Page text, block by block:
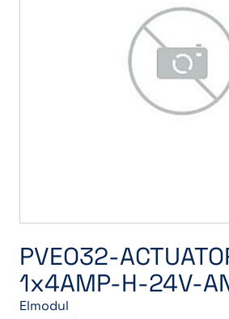
PVEO32-
1x4AMP-H-24V-
Elmodul